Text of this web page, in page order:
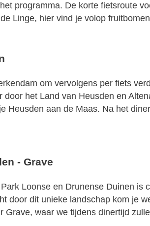
programma. De korte fietsroute
Linge, hier vind je volop
om vervolgens per fiets
het Land van Heusden en
Heusden aan de Maas. Na het
- Grave
Loonse en Drunense Duinen is
door dit unieke landschap kom je
waar we tijdens dinertijd